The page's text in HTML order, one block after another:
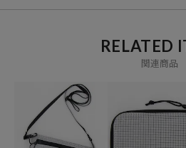
【THE NORTH FACE / ザ・ノース・フェ
1968年にサンフランシスコで産声を上げ
初小さなメーカーでしたが、まもなく発
より高い信頼を獲得するようになります
高品質なだけでなく、最低何度の気温ま
RELATED
関連商品